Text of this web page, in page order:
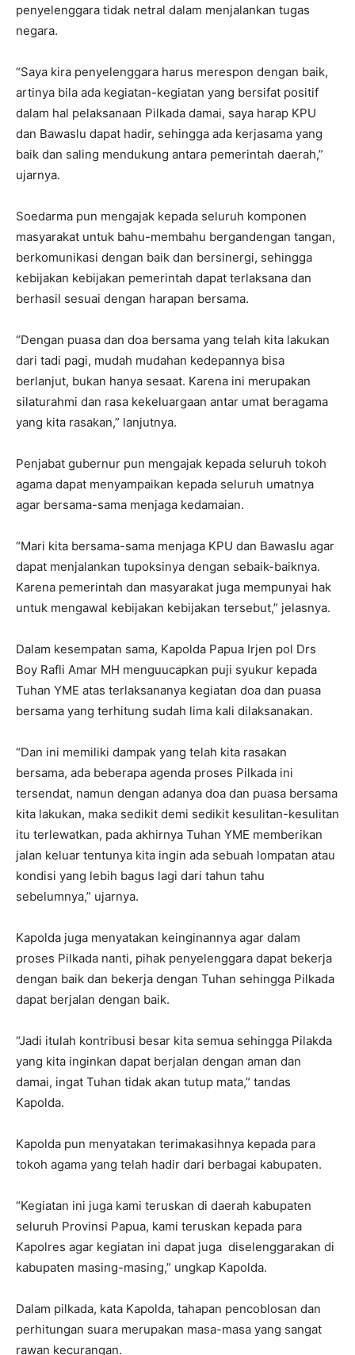
penyelenggara tidak netral dalam menjalankan tugas
negara.
“Saya kira penyelenggara harus merespon dengan baik,
artinya bila ada kegiatan-kegiatan yang bersifat positif
dalam hal pelaksanaan Pilkada damai, saya harap KPU
dan Bawaslu dapat hadir, sehingga ada kerjasama yang
baik dan saling mendukung antara pemerintah daerah,”
ujarnya.
Soedarma pun mengajak kepada seluruh komponen
masyarakat untuk bahu-membahu bergandengan tangan,
berkomunikasi dengan baik dan bersinergi, sehingga
kebijakan kebijakan pemerintah dapat terlaksana dan
berhasil sesuai dengan harapan bersama.
“Dengan puasa dan doa bersama yang telah kita lakukan
dari tadi pagi, mudah mudahan kedepannya bisa
berlanjut, bukan hanya sesaat. Karena ini merupakan
silaturahmi dan rasa kekeluargaan antar umat beragama
yang kita rasakan,” lanjutnya.
Penjabat gubernur pun mengajak kepada seluruh tokoh
agama dapat menyampaikan kepada seluruh umatnya
agar bersama-sama menjaga kedamaian.
“Mari kita bersama-sama menjaga KPU dan Bawaslu agar
dapat menjalankan tupoksinya dengan sebaik-baiknya.
Karena pemerintah dan masyarakat juga mempunyai hak
untuk mengawal kebijakan kebijakan tersebut,” jelasnya.
Dalam kesempatan sama, Kapolda Papua Irjen pol Drs
Boy Rafli Amar MH menguucapkan puji syukur kepada
Tuhan YME atas terlaksananya kegiatan doa dan puasa
bersama yang terhitung sudah lima kali dilaksanakan.
“Dan ini memiliki dampak yang telah kita rasakan
bersama, ada beberapa agenda proses Pilkada ini
tersendat, namun dengan adanya doa dan puasa bersama
kita lakukan, maka sedikit demi sedikit kesulitan-kesulitan
itu terlewatkan, pada akhirnya Tuhan YME memberikan
jalan keluar tentunya kita ingin ada sebuah lompatan atau
kondisi yang lebih bagus lagi dari tahun tahu
sebelumnya,” ujarnya.
Kapolda juga menyatakan keinginannya agar dalam
proses Pilkada nanti, pihak penyelenggara dapat bekerja
dengan baik dan bekerja dengan Tuhan sehingga Pilkada
dapat berjalan dengan baik.
“Jadi itulah kontribusi besar kita semua sehingga Pilakda
yang kita inginkan dapat berjalan dengan aman dan
damai, ingat Tuhan tidak akan tutup mata,” tandas
Kapolda.
Kapolda pun menyatakan terimakasihnya kepada para
tokoh agama yang telah hadir dari berbagai kabupaten.
“Kegiatan ini juga kami teruskan di daerah kabupaten
seluruh Provinsi Papua, kami teruskan kepada para
Kapolres agar kegiatan ini dapat juga diselenggarakan di
kabupaten masing-masing,” ungkap Kapolda.
Dalam pilkada, kata Kapolda, tahapan pencoblosan dan
perhitungan suara merupakan masa-masa yang sangat
rawan kecurangan.